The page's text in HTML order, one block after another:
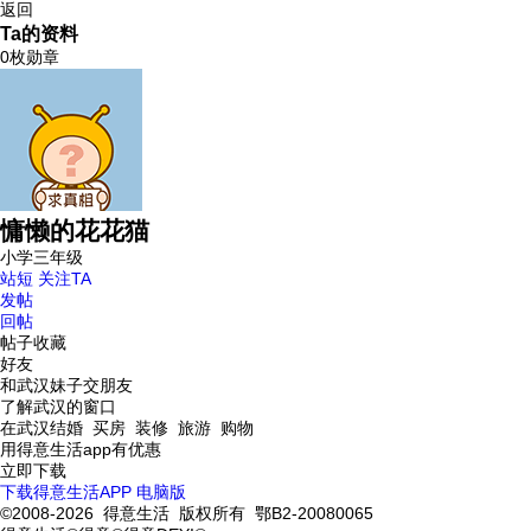
返回
Ta的资料
0枚勋章
慵懒的花花猫
小学三年级
站短 关注TA
发帖
回帖
帖子收藏
好友
和武汉妹子交朋友
了解武汉的窗口
在武汉结婚 买房 装修 旅游 购物
用得意生活app有优惠
立即下载
下载得意生活APP 电脑版
©2008-2026 得意生活 版权所有 鄂B2-20080065